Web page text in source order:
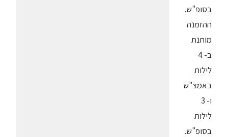
בסופ"ש.
ההזמנה
מותנת
ב- 4
לילות
באמצ"ש
ו- 3
לילות
בסופ"ש.